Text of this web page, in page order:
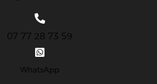
07 77 28 73 59
WhatsApp